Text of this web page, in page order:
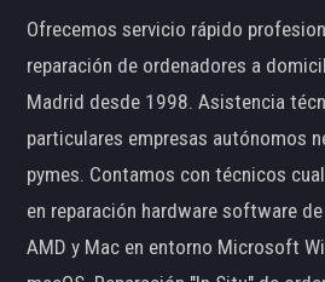
Ofrecemos servicio rápido
reparación de ordenadores a
Madrid desde 1998. Asistencia
particulares empresas autónomos
pymes. Contamos con técnicos
en reparación hardware software
AMD y Mac en entorno Microsoft